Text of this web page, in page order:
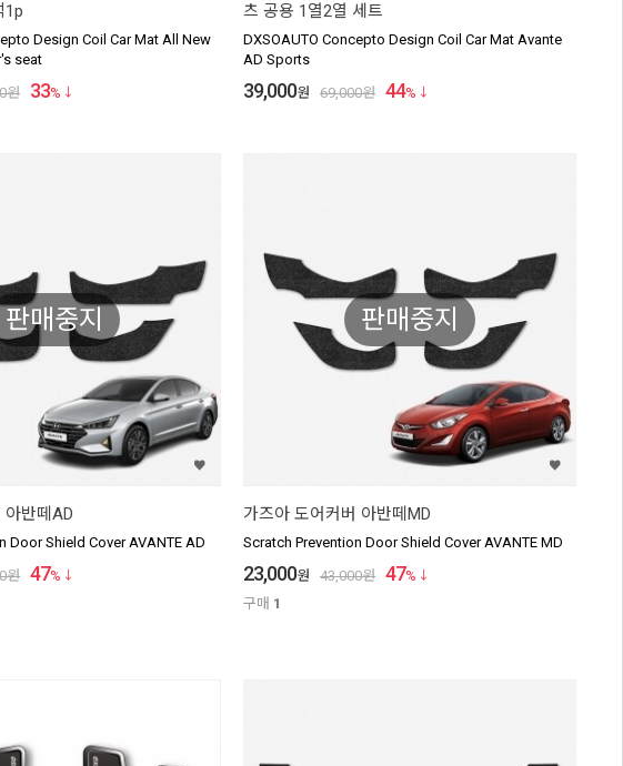
1p
Design Coil Car Mat All New
seat
원 33%
츠 공용 1열2열 세트
DXSOAUTO Concepto Design Coil Car Mat Avante
AD Sports
39,000원 69,000원 44%
판매중지
반떼AD
Door Shield Cover AVANTE AD
원 47%
판매중지
가즈아 도어커버 아반떼MD
Scratch Prevention Door Shield Cover AVANTE MD
23,000원 43,000원 47%
구매 1